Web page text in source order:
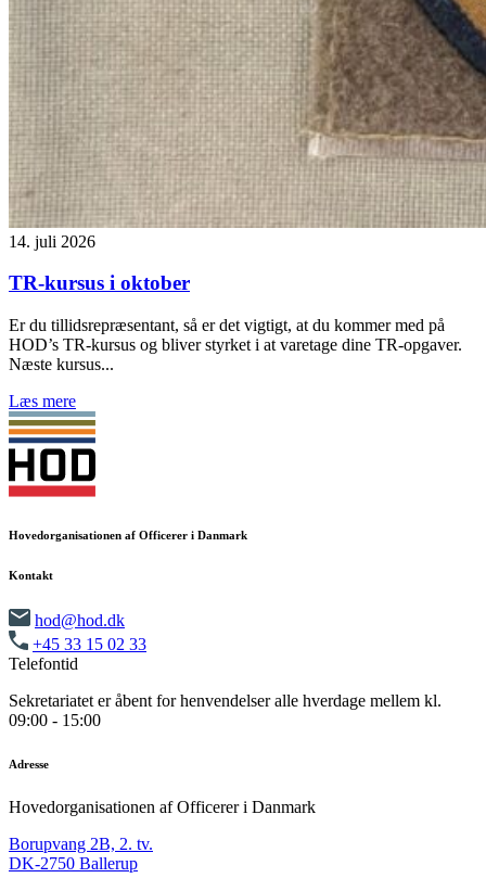
14. juli 2026
TR-kursus i oktober
Er du tillidsrepræsentant, så er det vigtigt, at du kommer med på
HOD’s TR-kursus og bliver styrket i at varetage dine TR-opgaver.
Næste kursus...
Læs mere
Hovedorganisationen af Officerer i Danmark
Kontakt
hod@hod.dk
+45 33 15 02 33
Telefontid
Sekretariatet er åbent for henvendelser alle hverdage mellem kl.
09:00 - 15:00
Adresse
Hovedorganisationen af Officerer i Danmark
Borupvang 2B, 2. tv.
DK-2750 Ballerup